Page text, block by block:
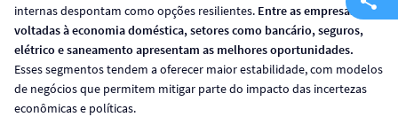
internas despontam como opções resilientes. Entre as empresas
voltadas à economia doméstica, setores como bancário, seguros,
elétrico e saneamento apresentam as melhores oportunidades.
Esses segmentos tendem a oferecer maior estabilidade, com modelos
de negócios que permitem mitigar parte do impacto das incertezas
econômicas e políticas.